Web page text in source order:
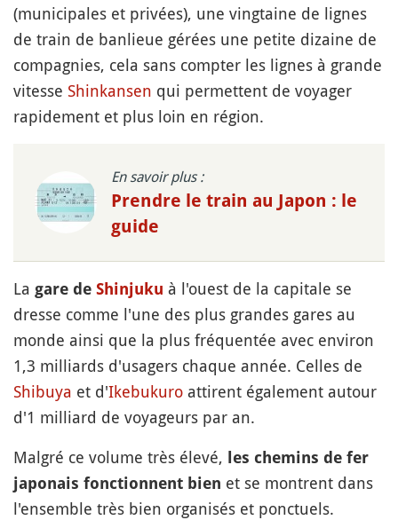
(municipales et privées), une vingtaine de lignes
de train de banlieue gérées une petite dizaine de
compagnies, cela sans compter les lignes à grande
vitesse Shinkansen qui permettent de voyager
rapidement et plus loin en région.
En savoir plus :
Prendre le train au Japon : le
guide
La gare de Shinjuku à l'ouest de la capitale se
dresse comme l'une des plus grandes gares au
monde ainsi que la plus fréquentée avec environ
1,3 milliards d'usagers chaque année. Celles de
Shibuya et d'Ikebukuro attirent également autour
d'1 milliard de voyageurs par an.
Malgré ce volume très élevé, les chemins de fer
japonais fonctionnent bien et se montrent dans
l'ensemble très bien organisés et ponctuels.